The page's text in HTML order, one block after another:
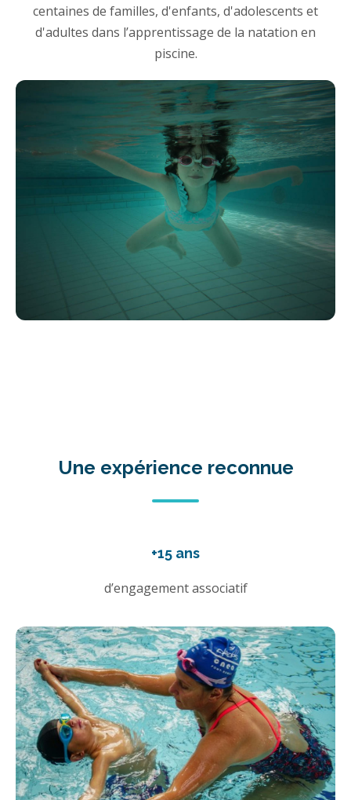
centaines de familles, d'enfants, d'adolescents et
d'adultes dans l’apprentissage de la natation en
piscine.
Une expérience reconnue
+15 ans
d’engagement associatif